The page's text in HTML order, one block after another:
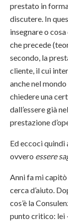
prestato in
discutere. In
insegnare o
che precede
secondo, la
cliente, il cui
anche nel
chiedere una
dall’essere già
prestazione
Ed eccoci quindi
ovvero essere
Anni fa mi
cerca d’aiuto.
cos’è la
punto critico: lei